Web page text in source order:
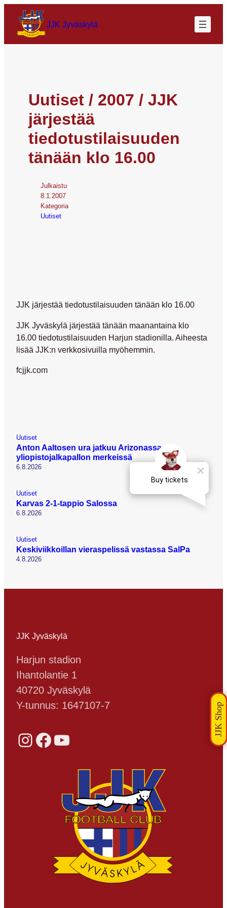
JJK Jyväskylä
Uutiset / 2007 / JJK
järjestää
tiedotustilaisuuden
tänään klo 16.00
Julkaistu
8.1.2007
Kategoria
Uutiset
JJK järjestää tiedotustilaisuuden tänään klo 16.00
JJK Jyväskylä järjestää tänään maanantaina klo
16.00 tiedotustilaisuuden Harjun stadionilla. Aiheesta
lisää JJK:n verkkosivuilla myöhemmin.
fcjjk.com
Uutiset
Anton Aaltosen ura jatkuu Arizonassa
yliopistojalkapallon merkeissä
6.8.2026
Uutiset
Karvas 2-1-tappio Salossa
6.8.2026
Uutiset
Keskiviikkoillan vieraspelissä vastassa SalPa
4.8.2026
JJK Jyväskylä
Harjun stadion
Ihantolantie 1
40720 Jyväskylä
Y-tunnus: 1647107-7
Instagram Facebook YouTube